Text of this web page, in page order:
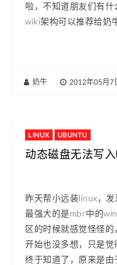
啦，不知道朋友们有
wiki架构可以推荐给奶
奶牛 2012年05月7
LINUX UBUNTU
动态磁盘无法写入
昨天帮小远装linux，
最强大的是mbr中的
区的时候就感觉怪怪
开始也没多想，只是觉
终于知道了，原来是由